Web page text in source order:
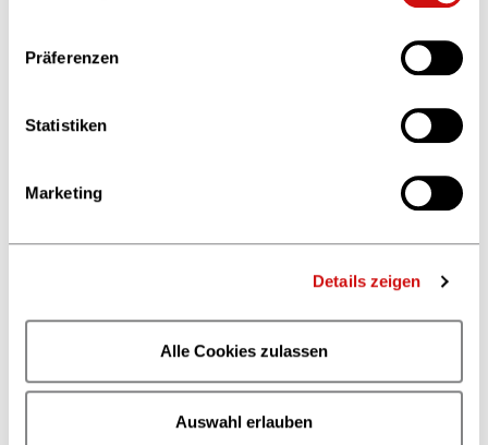
Präferenzen
Statistiken
Marketing
Details zeigen
Alle Cookies zulassen
Auswahl erlauben
überwältigt zu werden.
Es ist meines Erachtens daher
unabweisbar, schon jetzt in den